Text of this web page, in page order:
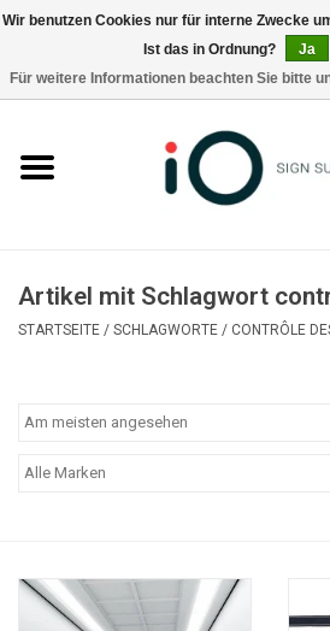
Marken
Artikel mit Schlagwort
STARTSEITE / SCHLAGWORTE / CONTRÔLE
Wir benutzen Cookies nur für interne Zwecke
Ist das in Ordnung?
Ja
Für weitere Informationen beachten Sie bitte